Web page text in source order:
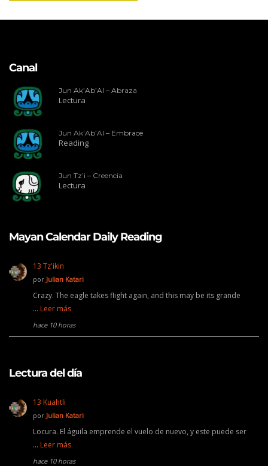
Canal
Jun Ak’Ab’Al – Abraza
Lectura
Jun Ak’Ab’Al – Embrace
Reading
Jun Tz’i – Creencia
Lectura
Mayan Calendar Daily Reading
13 Tz'ikin
por Julian Katari
Crazy. The eagle takes flight again, and this may be its grande
… Leer más
hace 10 horas
Lectura del día
13 Kuahtli
por Julian Katari
Locura. El águila emprende el vuelo de nuevo, y este puede ser
… Leer más
hace 10 horas